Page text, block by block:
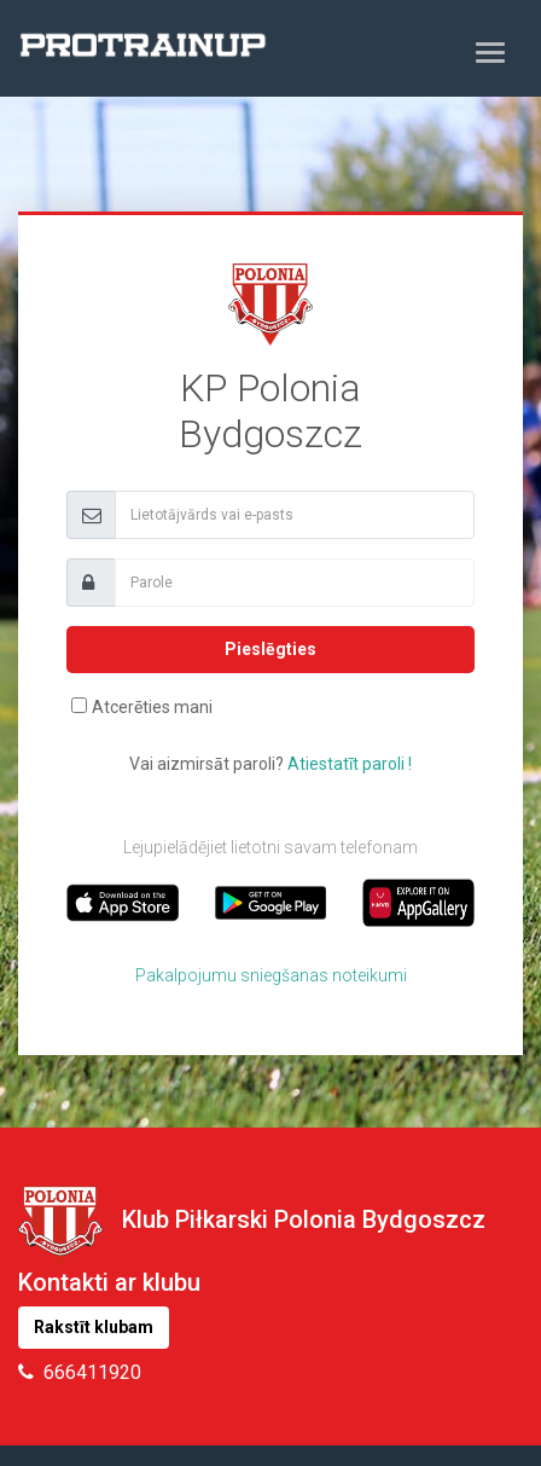
KP Polonia
Bydgoszcz
Pieslēgties
Atcerēties mani
Vai aizmirsāt paroli? Atiestatīt paroli !
Lejupielādējiet lietotni savam telefonam
Pakalpojumu sniegšanas noteikumi
Klub Piłkarski Polonia Bydgoszcz
Kontakti ar klubu
Rakstīt klubam
666411920